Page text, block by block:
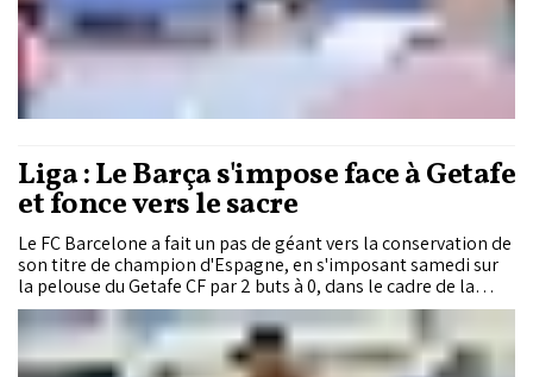
Liga : Le Barça s'impose face à Getafe
et fonce vers le sacre
Le FC Barcelone a fait un pas de géant vers la conservation de
son titre de champion d'Espagne, en s'imposant samedi sur
la pelouse du Getafe CF par 2 buts à 0, dans le cadre de la
33ème journée de La Liga.